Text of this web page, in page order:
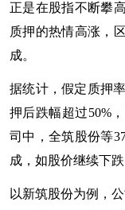
正是在股指不断攀
质押的热情高涨，
成。
据统计，假定质押
押后跌幅超过50%
司中，全筑股份等
成，如股价继续下
以新筑股份为例，